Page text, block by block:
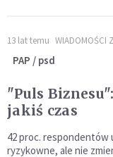
13 lat temu WIADOMOŚCI
PAP / psd
"Puls
jakiś czas
42 proc. respondentów
ryzykowne, ale nie